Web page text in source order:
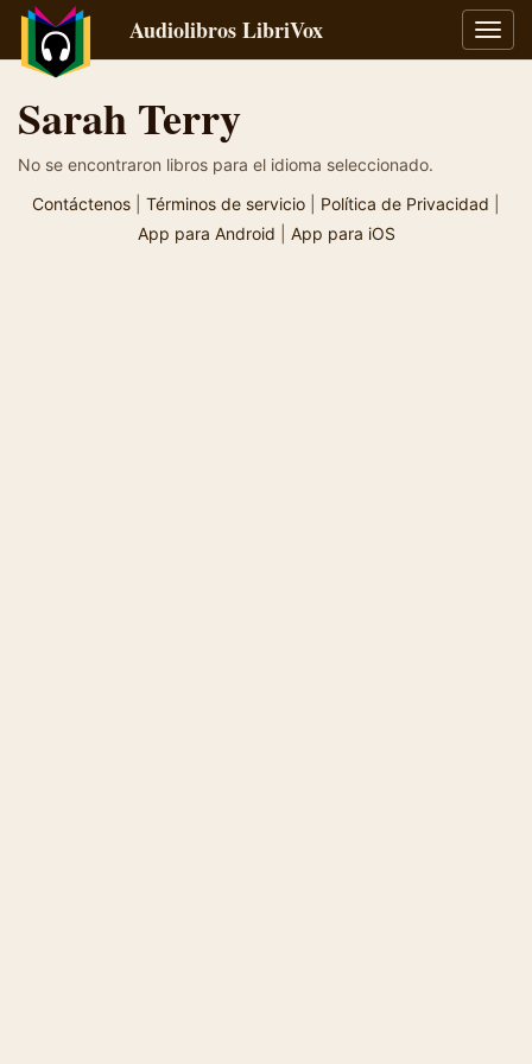
Audiolibros LibriVox
Sarah Terry
No se encontraron libros para el idioma seleccionado.
Contáctenos
Términos de servicio Política de Privacidad
App para Android
App para iOS